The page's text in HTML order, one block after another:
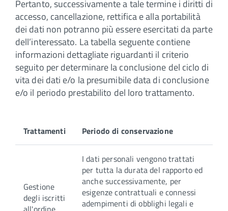
Pertanto, successivamente a tale termine i diritti di
accesso, cancellazione, rettifica e alla portabilità
dei dati non potranno più essere esercitati da parte
dell’interessato. La tabella seguente contiene
informazioni dettagliate riguardanti il criterio
seguito per determinare la conclusione del ciclo di
vita dei dati e/o la presumibile data di conclusione
e/o il periodo prestabilito del loro trattamento.
Trattamenti Periodo di conservazione
Gestione
degli iscritti
I dati personali vengono trattati
per tutta la durata del rapporto ed
anche successivamente, per
esigenze contrattuali e connessi
adempimenti di obblighi legali e